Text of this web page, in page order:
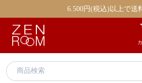
6.500円(税込)以上で送
エイジングケア ス
むくみ 冷え
疲労 美容
肌トラブル